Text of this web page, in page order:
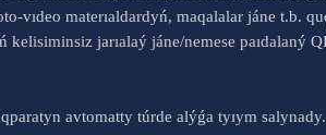
materıaldardyń, maqalalar jáne t.b.
jarıalaý jáne/nemese paıdalaný
avtomatty túrde alýǵa tyıym salynady.